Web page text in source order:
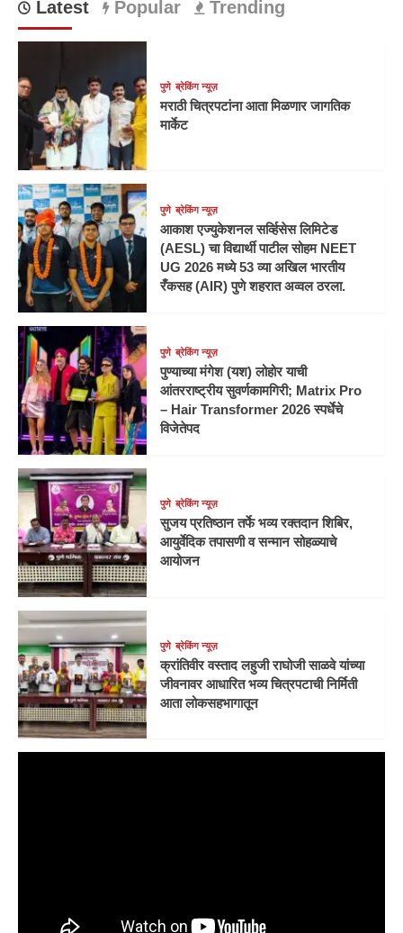
Latest Popular Trending
पुणे ब्रेकिंग न्यूज़
मराठी चित्रपटांना आता मिळणार जागतिक
मार्केट
पुणे ब्रेकिंग न्यूज़
आकाश एज्युकेशनल सर्व्हिसेस लिमिटेड
(AESL) चा विद्यार्थी पाटील सोहम NEET
UG 2026 मध्ये 53 व्या अखिल भारतीय
रँकसह (AIR) पुणे शहरात अव्वल ठरला.
पुणे ब्रेकिंग न्यूज़
पुण्याच्या मंगेश (यश) लोहोर याची
आंतरराष्ट्रीय सुवर्णकामगिरी; Matrix Pro
– Hair Transformer 2026 स्पर्धेचे
विजेतेपद
पुणे ब्रेकिंग न्यूज़
सुजय प्रतिष्ठान तर्फे भव्य रक्तदान शिबिर,
आयुर्वेदिक तपासणी व सन्मान सोहळ्याचे
आयोजन
पुणे ब्रेकिंग न्यूज़
क्रांतिवीर वस्ताद लहुजी राघोजी साळवे यांच्या
जीवनावर आधारित भव्य चित्रपटाची निर्मिती
आता लोकसहभागातून